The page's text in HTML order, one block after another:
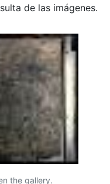
de las imágenes.
the gallery.